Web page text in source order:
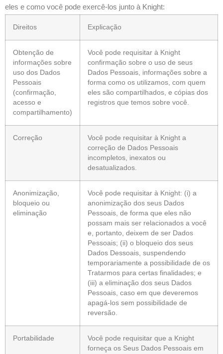
eles e como você pode exercê-los junto à Knight:
Direitos Explicação
Obtenção de
informações sobre
uso dos Dados
Pessoais
(confirmação,
acesso e
compartilhamento)
Você pode requisitar à Knight
confirmação sobre o uso de seus
Dados Pessoais, informações sobre a
forma como os utilizamos, com quem
eles são compartilhados, e cópias dos
registros que temos sobre você.
Correção
Você pode requisitar à Knight a
correção de Dados Pessoais
incompletos, inexatos ou
desatualizados.
Anonimização,
bloqueio ou
eliminação
Você pode requisitar à Knight: (i) a
anonimização dos seus Dados
Pessoais, de forma que eles não
possam mais ser relacionados a você
e, portanto, deixem de ser Dados
Pessoais; (ii) o bloqueio dos seus
Dados Dessoais, suspendendo
temporariamente a possibilidade de os
Tratarmos para certas finalidades; e
(iii) a eliminação dos seus Dados
Pessoais, caso em que deveremos
apagá-los sem possibilidade de
reversão.
Portabilidade
Você pode requisitar que a Knight
forneça os Seus Dados Pessoais em